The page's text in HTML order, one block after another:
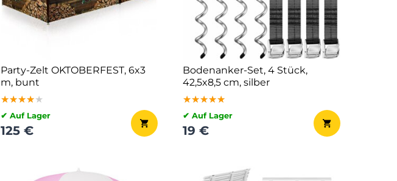
Party-Zelt OKTOBERFEST, 6x3
m, bunt
★★★★★
★★★★★
★★★★★
✔ Auf Lager
125 €
Bodenanker-Set, 4 Stück,
42,5x8,5 cm, silber
★★★★★
★★★★★
★★★★★
✔ Auf Lager
19 €